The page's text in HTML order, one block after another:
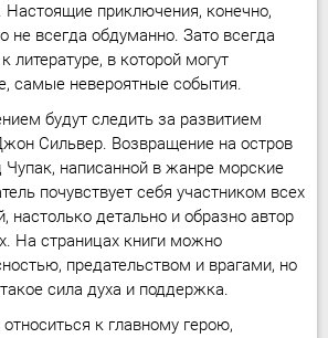
Настоящие приключения, конечно,
не всегда обдуманно. Зато всегда
литературе, в которой могут
самые невероятные события.
будут следить за развитием
Сильвер. Возвращение на остров
написанной в жанре морские
почувствует себя участником всех
настолько детально и образно автор
На страницах книги можно
предательством и врагами, но
сила духа и поддержка.
к главному герою,